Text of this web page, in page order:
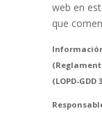
web en
que
(LOPD-